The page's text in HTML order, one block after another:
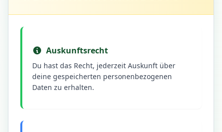
Auskunftsrecht
Du hast das Recht, jederzeit Auskunft über
deine gespeicherten personenbezogenen
Daten zu erhalten.